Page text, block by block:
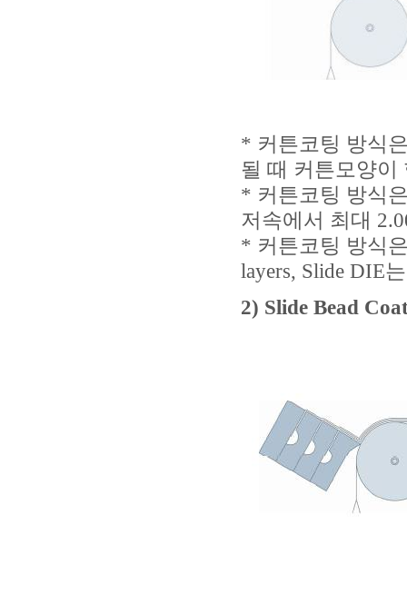
* 커튼코팅 방식
될 때 커튼모양이
* 커튼코팅 방식
저속에서 최대
* 커튼코팅 방식
layers, Slide DIE
2) Slide Bead